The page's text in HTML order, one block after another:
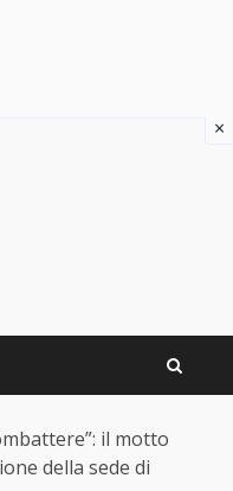
il motto
della sede di
×